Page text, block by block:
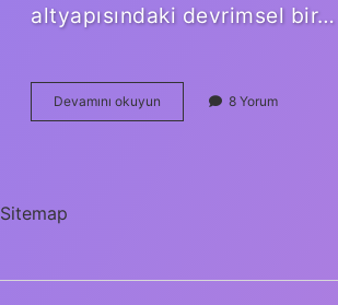
altyapısındaki devrimsel bir…
Devamını okuyun
AŞTİ
8 Yorum
Sitemap